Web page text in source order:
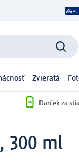
Zvieratá
Darček za
300 ml